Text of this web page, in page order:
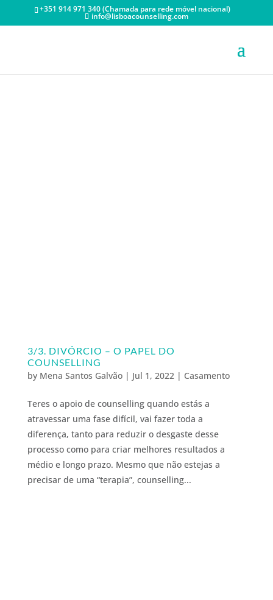
+351 914 971 340 (Chamada para rede móvel nacional)
info@lisboacounselling.com
3/3. DIVÓRCIO – O PAPEL DO
COUNSELLING
by Mena Santos Galvão| Jul 1, 2022| Casamento
Teres o apoio de counselling quando estás a
atravessar uma fase difícil, vai fazer toda a
diferença, tanto para reduzir o desgaste desse
processo como para criar melhores resultados a
médio e longo prazo. Mesmo que não estejas a
precisar de uma “terapia”, counselling...